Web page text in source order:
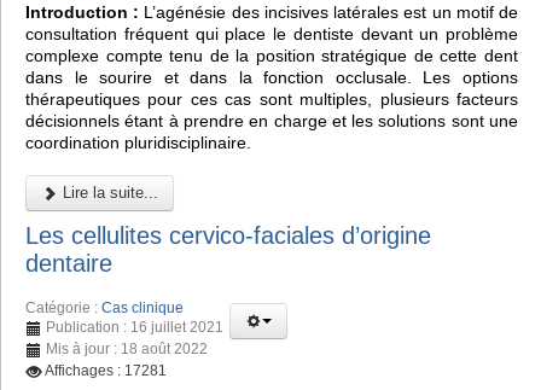
Introduction : L’agénésie des incisives latérales est un motif de
consultation fréquent qui place le dentiste devant un problème
complexe compte tenu de la position stratégique de cette dent
dans le sourire et dans la fonction occlusale. Les options
thérapeutiques pour ces cas sont multiples, plusieurs facteurs
décisionnels étant à prendre en charge et les solutions sont une
coordination pluridisciplinaire.
Lire la suite...
Les cellulites cervico-faciales d’origine
dentaire
Catégorie : Cas clinique
Publication : 16 juillet 2021
Mis à jour : 18 août 2022
Affichages : 17281